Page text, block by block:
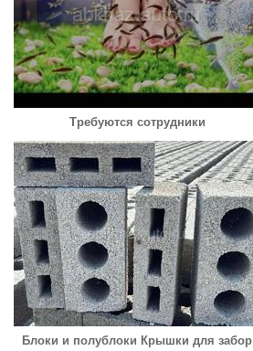
Требуются сотрудники
Блоки и полублоки Крышки для забор